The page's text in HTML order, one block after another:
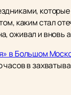
каким стал
оживал и вновь
в Большом
часов в